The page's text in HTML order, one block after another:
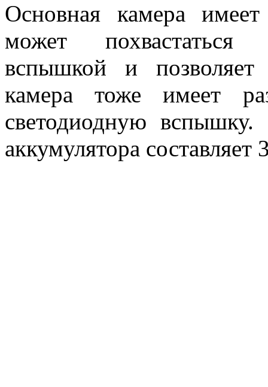
Основная камера имеет
может похвастаться
вспышкой и позволяет
камера тоже имеет
светодиодную вспышку.
аккумулятора